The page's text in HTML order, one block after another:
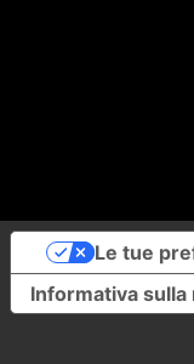
Informativa sulla
Le tue